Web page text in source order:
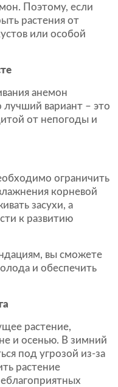
Поэтому, если
растения от
или особой
анемон
лучший вариант – это
от непогоды и
ограничить
корневой
засухи, а
к развитию
вы сможете
и обеспечить
растение,
и осенью. В зимний
под угрозой из-за
растение